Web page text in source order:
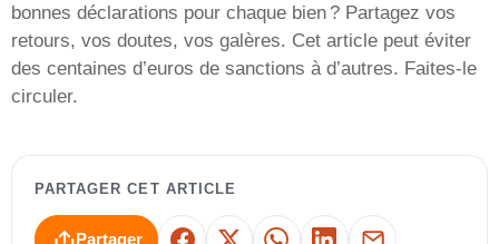
bonnes déclarations pour chaque bien ? Partagez vos
retours, vos doutes, vos galères. Cet article peut éviter
des centaines d’euros de sanctions à d’autres. Faites-le
circuler.
PARTAGER CET ARTICLE
Partager